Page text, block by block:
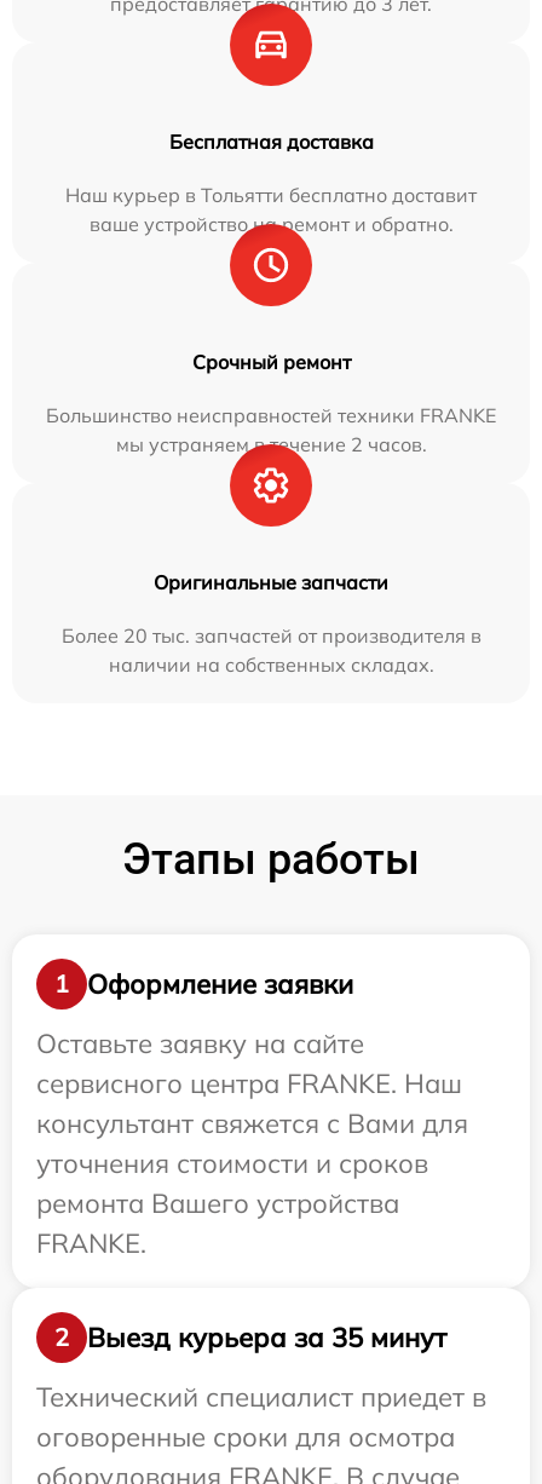
Бесплатная доставка
Наш курьер в Тольятти бесплатно доставит
ваше устройство на ремонт и обратно.
Срочный ремонт
Большинство неисправностей техники FRANKE
мы устраняем в течение 2 часов.
Оригинальные запчасти
Более 20 тыс. запчастей от производителя в
наличии на собственных складах.
Этапы работы
1
Оформление заявки
Оставьте заявку на сайте
сервисного центра FRANKE. Наш
консультант свяжется с Вами для
уточнения стоимости и сроков
ремонта Вашего устройства
FRANKE.
2
Выезд курьера за 35 минут
Технический специалист приедет в
оговоренные сроки для осмотра
оборудования FRANKE. В случае